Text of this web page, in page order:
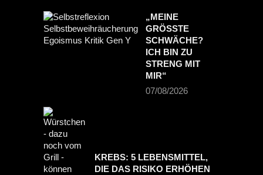
„MEINE
GRÖSSTE S
CHWÄCHE? I
CH BIN ZU S
TRENG MIT M
IR“
07/08/2026
KREBS: 5 LEBENSMITTEL,
DIE DAS RISIKO ERHÖHEN